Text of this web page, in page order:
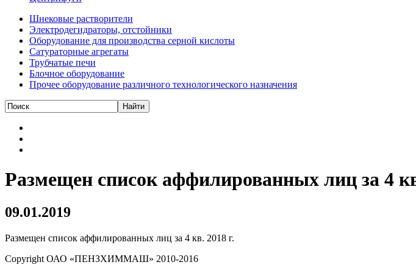
Шнековые растворители
Электродегидраторы, отстойники
Оборудование для производства серной кислоты
Сатураторные агрегаты
Трубчатые печи
Блочное оборудование
Прочее оборудование различного технологического назначения
Размещен список аффилированных лиц за 4
09.01.2019
Размещен список аффилированных лиц за 4 кв. 2018 г.
Copyright ОАО «ПЕНЗХИММАШ» 2010-2016